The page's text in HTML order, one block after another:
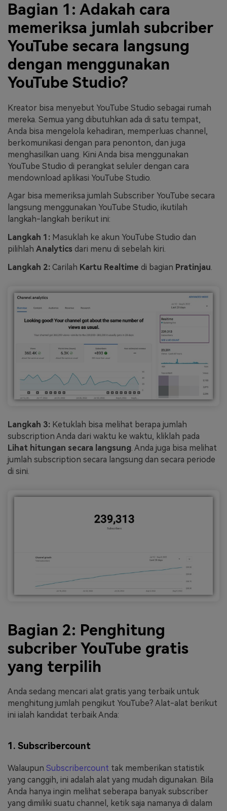
Bagian 1: Adakah cara
memeriksa jumlah subcriber
YouTube secara langsung
dengan menggunakan
YouTube Studio?
Kreator bisa menyebut YouTube Studio sebagai rumah
mereka. Semua yang dibutuhkan ada di satu tempat,
Anda bisa mengelola kehadiran, memperluas channel,
berkomunikasi dengan para penonton, dan juga
menghasilkan uang. Kini Anda bisa menggunakan
YouTube Studio di perangkat seluler dengan cara
mendownload aplikasi YouTube Studio.
Agar bisa memeriksa jumlah Subscriber YouTube secara
langsung menggunakan YouTube Studio, ikutilah
langkah-langkah berikut ini:
Langkah 1: Masuklah ke akun YouTube Studio dan
pilihlah Analytics dari menu di sebelah kiri.
Langkah 2: Carilah Kartu Realtime di bagian Pratinjau.
Langkah 3: Ketuklah bisa melihat berapa jumlah
subscription Anda dari waktu ke waktu, kliklah pada
Lihat hitungan secara langsung. Anda juga bisa melihat
jumlah subscription secara langsung dan secara periode
di sini.
Bagian 2: Penghitung
subcriber YouTube gratis
yang terpilih
Anda sedang mencari alat gratis yang terbaik untuk
menghitung jumlah pengikut YouTube? Alat-alat berikut
ini ialah kandidat terbaik Anda:
1. Subscribercount
Walaupun Subscribercount tak memberikan statistik
yang canggih, ini adalah alat yang mudah digunakan. Bila
Anda hanya ingin melihat seberapa banyak subscriber
yang dimiliki suatu channel, ketik saja namanya di dalam